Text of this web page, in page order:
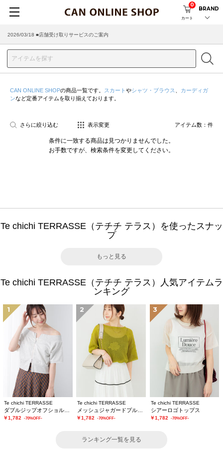
カート
0
BRAND
2026/03/18 ■店舗受け取りサービスのご案内
CAN ONLINE SHOPの商品一覧です。 スカート やシャツ・ブラウス
カーディガ
ンなど定番アイテムを取り揃えております。
さらに絞り込む 表示変更 アイテム数： 件
条件に一致する商品は見つかりませんでした。
お手数ですが、検索条件を変更してください。
Te chichi TERRASSE（テチチ テラス）を使ったスナッ
プ
もっと見る
Te chichi TERRASSE（テチチ テラス）人気アイテムラ
ンキング
1
Te chichi TERRASSE
￥1,782 -70%OFF-
2
Te chichi TERRASSE
￥1,782 -70%OFF-
3
Te chichi TERRASSE
シアーロゴトップス
￥1,782 -70%OFF-
ランキング一覧を見る